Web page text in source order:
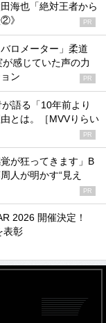
海也「絶対王者から
》
PR
ロメーター」柔道
感じていた声の力
ン
PR
語る「10年前より
とは。［MVVりらい
PR
が狂ってきます」B
人が明かす“見え
PR
2026 開催決定！
表彰